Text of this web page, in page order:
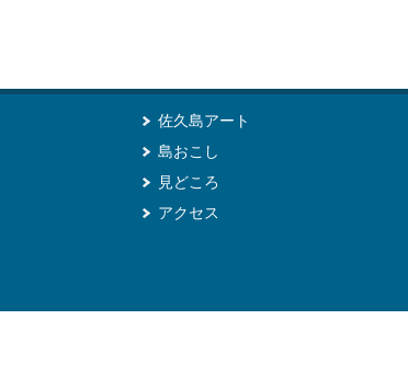
佐久島アート
島おこし
見どころ
アクセス